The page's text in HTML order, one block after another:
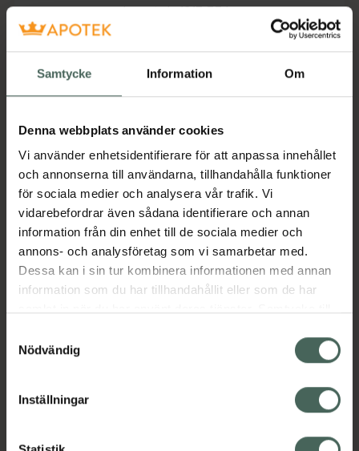
Samtycke Information Om
Denna webbplats använder cookies
Vi använder enhetsidentifierare för att anpassa innehållet
och annonserna till användarna, tillhandahålla funktioner
för sociala medier och analysera vår trafik. Vi
vidarebefordrar även sådana identifierare och annan
information från din enhet till de sociala medier och
annons- och analysföretag som vi samarbetar med.
Dessa kan i sin tur kombinera informationen med annan
information som du har tillhandahållit eller som de har
återkalla ditt samtycke via webbplatsens
cookieinställningar. Ett återkallat samtycke påverkar inte
lagligheten av behandling som skett innan återkallelsen.
Nödvändig
Inställningar
I apotek:1913,53 kr
Köp via ditt recept
Beskrivning Dölj
Läs alltid bipacksedeln innan
användning.
EAN:
07046265623014